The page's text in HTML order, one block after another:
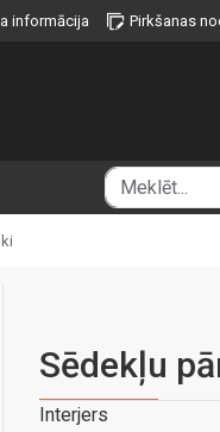
informācija Pirkšanas
Sēdekļu
Interjers